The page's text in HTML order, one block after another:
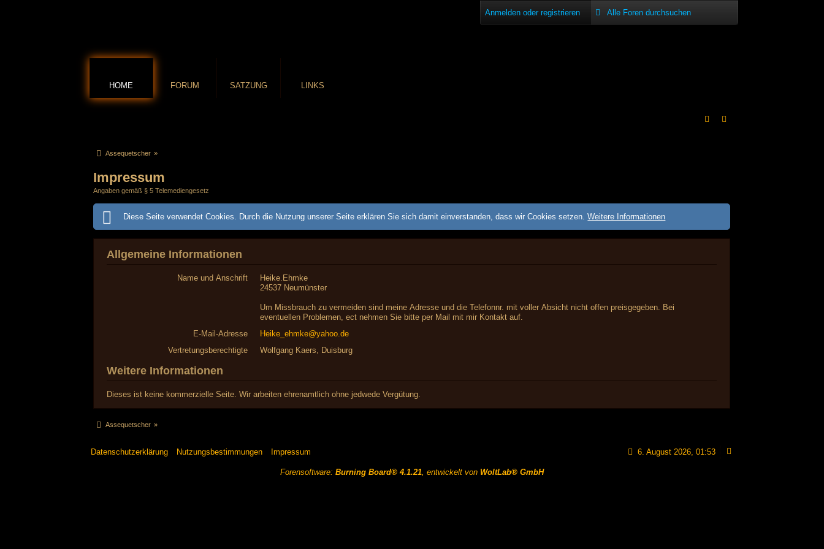
Anmelden oder registrieren
HOME FORUM SATZUNG LINKS
Assequetscher »
Impressum
Angaben gemäß § 5 Telemediengesetz
Diese Seite verwendet Cookies. Durch die Nutzung unserer Seite erklären Sie sich damit einverstanden, dass wir Cookies setzen.Weitere Informationen
Allgemeine Informationen
Name und Anschrift
Heike.Ehmke
24537 Neumünster
Um Missbrauch zu vermeiden sind meine Adresse und die Telefonnr. mit voller Absicht nicht offen preisgegeben. Bei
eventuellen Problemen, ect nehmen Sie bitte per Mail mit mir Kontakt auf.
E-Mail-Adresse
Heike_ehmke@yahoo.de
Vertretungsberechtigte
Wolfgang Kaers, Duisburg
Weitere Informationen
Dieses ist keine kommerzielle Seite. Wir arbeiten ehrenamtlich ohne jedwede Vergütung.
Assequetscher »
Datenschutzerklärung Nutzungsbestimmungen Impressum 6. August 2026, 01:53
Forensoftware: Burning Board® 4.1.21, entwickelt von WoltLab® GmbH